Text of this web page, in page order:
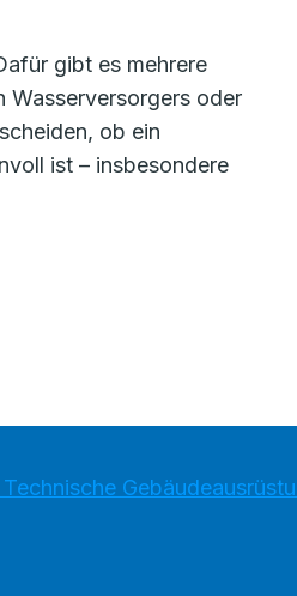
gibt es mehrere
Wasserversorgers oder
ob ein
ist – insbesondere